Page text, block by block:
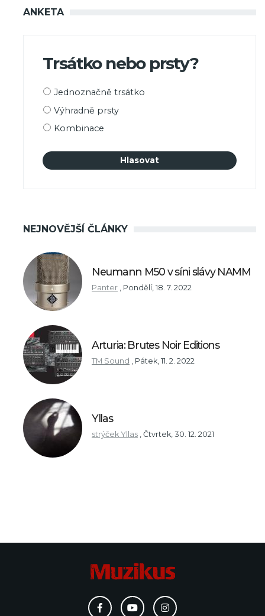
ANKETA
Trsátko nebo prsty?
Možnosti
Jednoznačně trsátko
Výhradně prsty
Kombinace
NEJNOVĚJŠÍ ČLÁNKY
Neumann M50 v síni slávy NAMM
Panter , Pondělí, 18. 7. 2022
Arturia: Brutes Noir Editions
TM Sound , Pátek, 11. 2. 2022
Yllas
strýček Yllas , Čtvrtek, 30. 12. 2021